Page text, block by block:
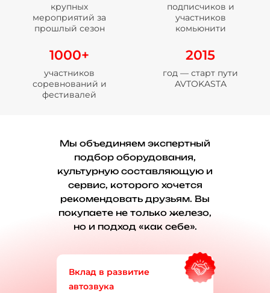
крупных
мероприятий за
прошлый сезон
подписчиков и
участников
комьюнити
1000+
участников
соревнований и
фестивалей
2015
год — старт пути
AVTOKASTA
Мы объединяем экспертный
подбор оборудования,
культурную составляющую и
сервис, которого хочется
рекомендовать друзьям. Вы
покупаете не только железо,
но и подход «как себе».
Вклад в развитие
автозвука